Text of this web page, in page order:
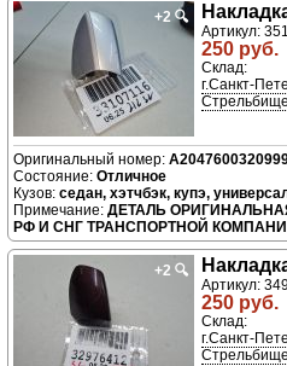
+2 🔍
Артикул:
250 руб.
Склад:
г.Санкт-
Отличное
седан, хэтчбэк, купэ,
ДЕТАЛЬ
РФ И СНГ ТРАНСПОРТНОЙ
+2 🔍
Артикул:
250 руб.
Склад:
г.Санкт-